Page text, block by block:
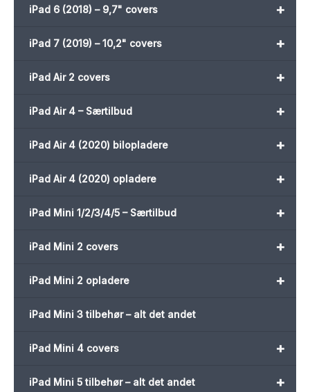
+
iPad 6 (2018) – 9,7" covers
+
iPad 7 (2019) – 10,2" covers
+
iPad Air 2 covers
+
iPad Air 4 – Særtilbud
+
iPad Air 4 (2020) bilopladere
+
iPad Air 4 (2020) opladere
+
iPad Mini 1/2/3/4/5 – Særtilbud
+
iPad Mini 2 covers
+
iPad Mini 2 opladere
iPad Mini 3 tilbehør – alt det andet
+
iPad Mini 4 covers
+
iPad Mini 5 tilbehør – alt det andet